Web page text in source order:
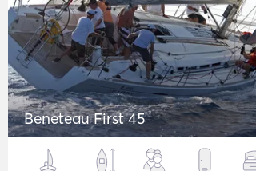
Beneteau First 45